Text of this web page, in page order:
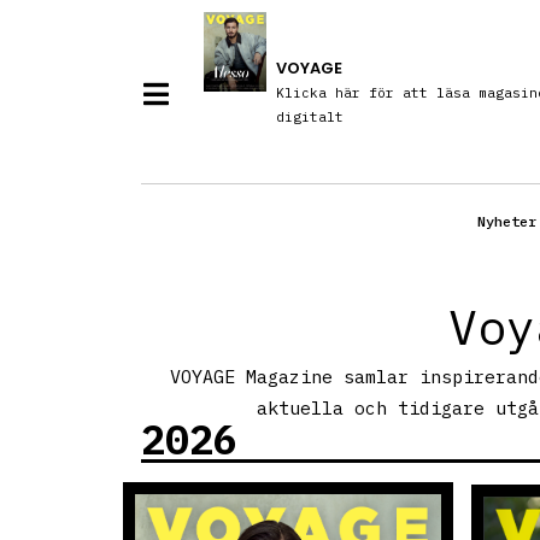
VOYAGE
Klicka här för att läsa
digitalt
Nyheter
VOYAGE Magazine samlar
aktuella och tidigare
2026